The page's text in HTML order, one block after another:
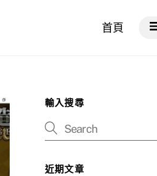
首頁
輸入搜尋
近期文章